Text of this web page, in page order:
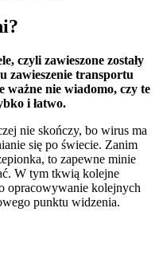
czyli zawieszone zostały
zawieszenie transportu
ważne nie wiadomo, czy te
i łatwo.
nie skończy, bo wirus ma
się po świecie. Zanim
to zapewne minie
W tym tkwią kolejne
opracowywanie kolejnych
punktu widzenia.